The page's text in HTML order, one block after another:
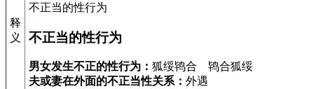
释
义
不正当的性行为
不正当的性行为
男女发生不正的性行为： 狐绥鸨合 鸨合狐绥
夫或妻在外面的不正当性关系： 外遇